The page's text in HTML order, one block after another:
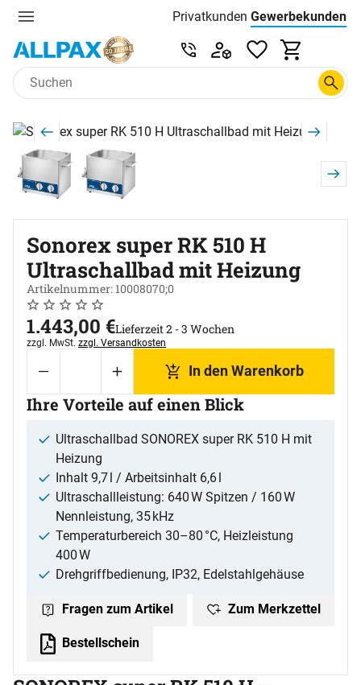
Menu Privatkunden Preisliste:
Gewerbekunden
Zum Hauptinhalt springen
Service & Beratung unter
Produktgalerie
Zur Kaufbox springen
Sonorex super RK 510 H
Ultraschallbad mit Heizung
Artikelnummer: 10008070;0
Noch keine Bewertungen abgegeben
0 Bewertungen
1.443,00 €Lieferzeit 2 - 3 Wochen
Steuerhinweis:
zzgl. MwSt. zzgl. Versandkosten
In den Warenkorb
Ihre Vorteile auf einen Blick
Ultraschallbad SONOREX super RK 510 H mit
Heizung
Inhalt 9,7 l / Arbeitsinhalt 6,6 l
Ultraschallleistung: 640 W Spitzen / 160 W
Nennleistung, 35 kHz
Temperaturbereich 30–80 °C, Heizleistung
400 W
Drehgriffbedienung, IP32, Edelstahlgehäuse
Fragen zum Artikel Zum Merkzettel
Bestellschein